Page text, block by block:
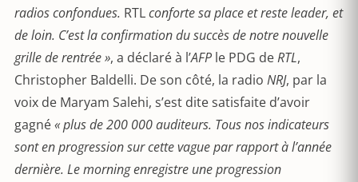
radios confondues. RTLconforte sa place et reste leader, et
de loin. C’est la confirmation du succès de notre nouvelle
grille de rentrée », a déclaré à l’AFP le PDG deRTL,
Christopher Baldelli. De son côté, la radio NRJ, par la
voix de Maryam Salehi, s’est dite satisfaite d’avoir
gagné« plus de 200 000 auditeurs. Tous nos indicateurs
sont en progression sur cette vague par rapport à l’année
dernière. Le morning enregistre une progression